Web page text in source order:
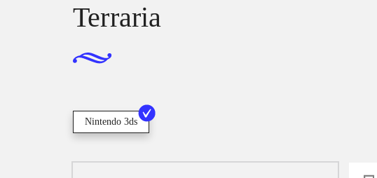
Terraria
Nintendo 3ds